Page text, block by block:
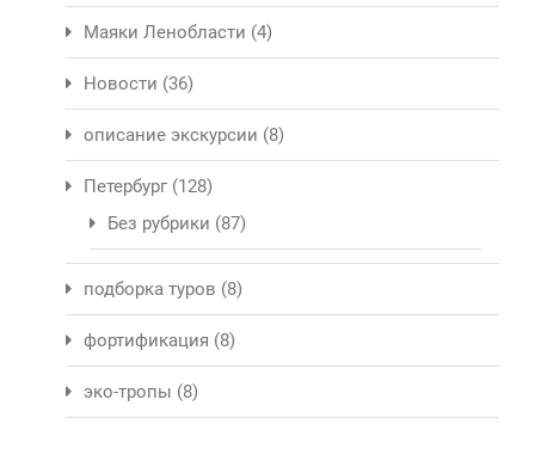
Маяки Ленобласти (4)
Новости (36)
описание экскурсии (8)
Петербург (128)
Без рубрики (87)
подборка туров (8)
фортификация (8)
эко-тропы (8)